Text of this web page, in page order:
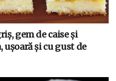
gem de caise și
ușoară și cu gust de